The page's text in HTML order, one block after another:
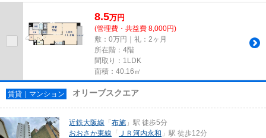
備やサービスが揃っているので便...
8.5万円
(管理費・共益費 8,000円)
敷：0万円｜礼：2ヶ月
所在階：4階
間取り：1LDK
面積：40.16㎡
賃貸｜マンション オリーブスクエア
近鉄大阪線 「布施 」駅 徒歩5分
おおさか東線 「 ＪＲ河内永和 」駅 徒歩12分